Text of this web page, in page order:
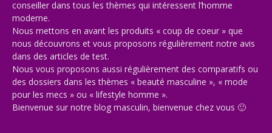
conseiller dans tous les thèmes qui intéressent l’homme
moderne.
Nous mettons en avant les produits « coup de coeur » que
nous découvrons et vous proposons régulièrement notre avis
dans des articles de test.
Nous vous proposons aussi régulièrement des comparatifs ou
des dossiers dans les thèmes « beauté masculine », « mode
pour les mecs » ou « lifestyle homme ».
Bienvenue sur notre blog masculin, bienvenue chez vous 🙂